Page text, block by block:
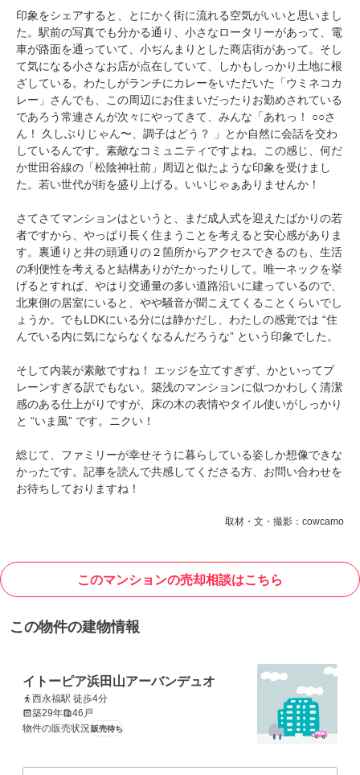
印象をシェアすると、とにかく街に流れる空気がいいと思いまし
た。駅前の写真でも分かる通り、小さなロータリーがあって、電
車が路面を通っていて、小ぢんまりとした商店街があって。そし
て気になる小さなお店が点在していて、しかもしっかり土地に根
ざしている。わたしがランチにカレーをいただいた「ウミネコカ
レー」さんでも、この周辺にお住まいだったりお勤めされている
であろう常連さんが次々にやってきて、みんな「あれっ！ ○○さ
ん！ 久しぶりじゃん〜、調子はどう？ 」とか自然に会話を交わ
しているんです。素敵なコミュニティですよね。この感じ、何だ
か世田谷線の「松陰神社前」周辺と似たような印象を受けまし
た。若い世代が街を盛り上げる。いいじゃぁありませんか！
さてさてマンションはというと、まだ成人式を迎えたばかりの若
者ですから、やっぱり長く住まうことを考えると安心感がありま
す。裏通りと井の頭通りの２箇所からアクセスできるのも、生活
の利便性を考えると結構ありがたかったりして。唯一ネックを挙
げるとすれば、やはり交通量の多い道路沿いに建っているので、
北東側の居室にいると、やや騒音が聞こえてくることくらいでし
ょうか。でもLDKにいる分には静かだし、わたしの感覚では “住
んでいる内に気にならなくなるんだろうな” という印象でした。
そして内装が素敵ですね！ エッジを立てすぎず、かといってプ
レーンすぎる訳でもない。築浅のマンションに似つかわしく清潔
感のある仕上がりですが、床の木の表情やタイル使いがしっかり
と “いま風” です。ニクい！
総じて、ファミリーが幸せそうに暮らしている姿しか想像できな
かったです。記事を読んで共感してくださる方、お問い合わせを
お待ちしておりますね！
取材・文・撮影：cowcamo
このマンションの売却相談はこちら
この物件の建物情報
イトーピア浜田山アーバンデュオ
西永福駅 徒歩4分
築29年
46戸
物件の販売状況販売待ち